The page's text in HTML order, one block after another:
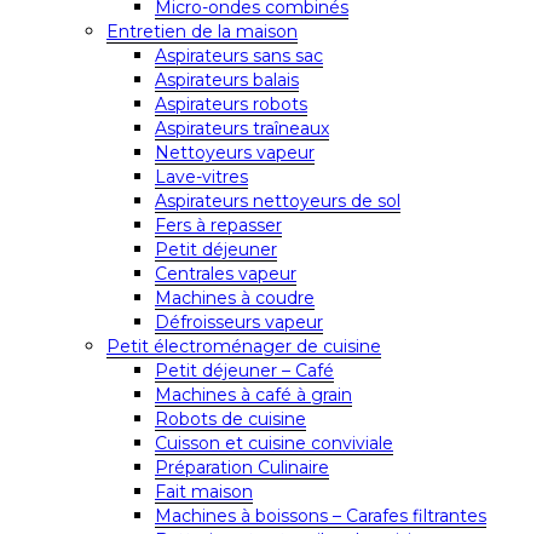
Micro-ondes combinés
Entretien de la maison
Aspirateurs sans sac
Aspirateurs balais
Aspirateurs robots
Aspirateurs traîneaux
Nettoyeurs vapeur
Lave-vitres
Aspirateurs nettoyeurs de sol
Fers à repasser
Petit déjeuner
Centrales vapeur
Machines à coudre
Défroisseurs vapeur
Petit électroménager de cuisine
Petit déjeuner – Café
Machines à café à grain
Robots de cuisine
Cuisson et cuisine conviviale
Préparation Culinaire
Fait maison
Machines à boissons – Carafes filtrantes